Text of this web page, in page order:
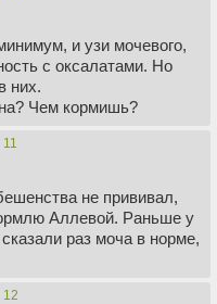
и узи мочевого,
с оксалатами. Но
них.
Чем кормишь?
11
не прививал,
Аллевой. Раньше у
раз моча в норме,
12